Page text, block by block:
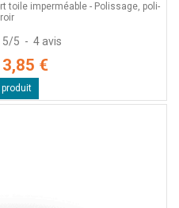
toile imperméable - Polissage, poli-
5/5 - 4 avis
3,85 €